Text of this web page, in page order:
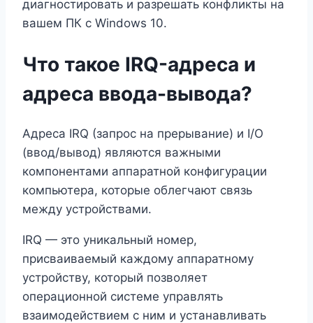
диагностировать и разрешать конфликты на
вашем ПК с Windows 10.
Что такое IRQ-адреса и
адреса ввода-вывода?
Адреса IRQ (запрос на прерывание) и I/O
(ввод/вывод) являются важными
компонентами аппаратной конфигурации
компьютера, которые облегчают связь
между устройствами.
IRQ — это уникальный номер,
присваиваемый каждому аппаратному
устройству, который позволяет
операционной системе управлять
взаимодействием с ним и устанавливать